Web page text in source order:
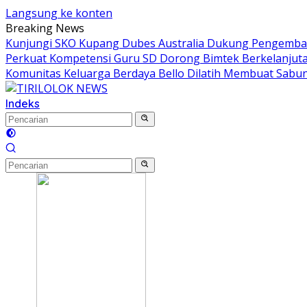
Langsung ke konten
Breaking News
Kunjungi SKO Kupang Dubes Australia Dukung
Perkuat Kompetensi Guru SD Dorong Bimtek
Komunitas Keluarga Berdaya Bello Dilatih Membuat
Indeks